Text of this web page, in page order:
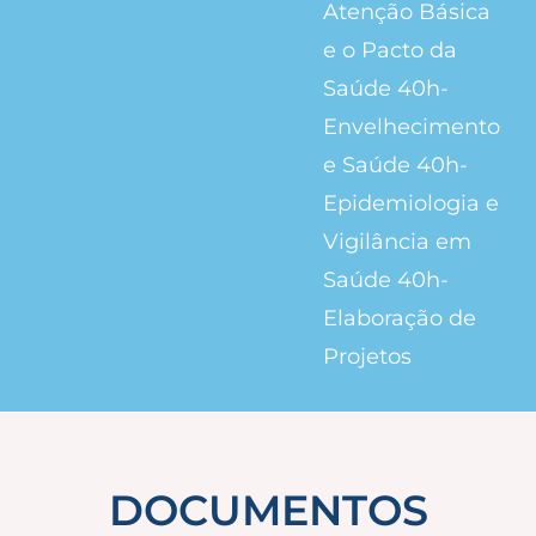
Atenção Básica
e o Pacto da
Saúde 40h-
Envelhecimento
e Saúde 40h-
Epidemiologia e
Vigilância em
Saúde 40h-
Elaboração de
Projetos
DOCUMENTOS